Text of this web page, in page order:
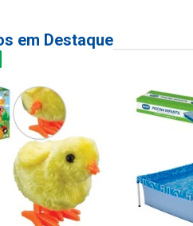
em Destaque